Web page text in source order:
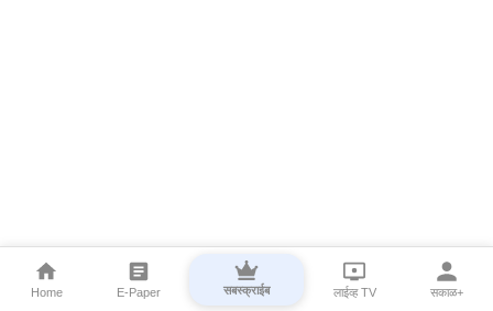
Home E-Paper सबस्क्राईब लाईव्ह TV सकाळ+